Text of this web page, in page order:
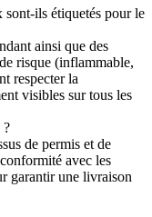
ils étiquetés pour le
ainsi que des
risque (inflammable,
respecter la
visibles sur tous les
?
de permis et de
avec les
garantir une livraison